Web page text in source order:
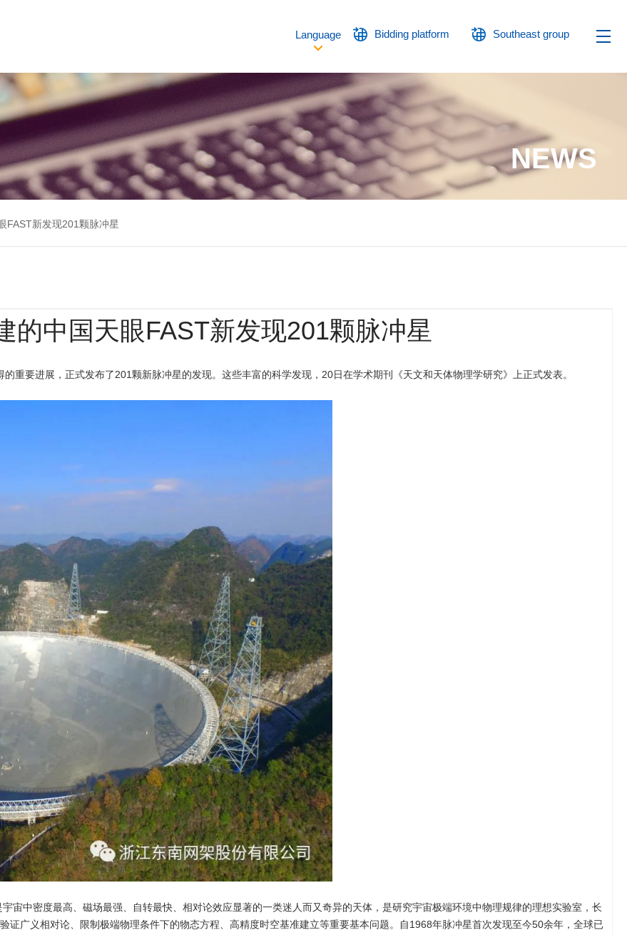
Language Bidding platform Southeast group
NEWS
FAST新发现201颗脉冲星
的中国天眼FAST新发现201颗脉冲星
要进展，正式发布了201颗新脉冲星的发现。这些丰富的科学发现，20日在学术期刊《天文和天体物理学研究》上正式发表。
中密度最高、磁场最强、自转最快、相对论效应显著的一类迷人而又奇异的天体，是研究宇宙极端环境中物理规律的理想实验室，长
证广义相对论、限制极端物理条件下的物态方程、高精度时空基准建立等重要基本问题。自1968年脉冲星首次发现至今50余年，全球已